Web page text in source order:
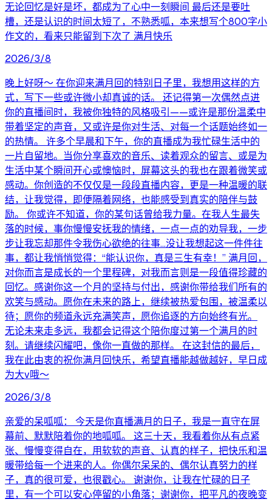
无论回忆是好是坏，都成为了心中一刻瞬间 最后还是要吐
槽，还是认识的时间太短了，不熟悉呱，本来想写个800字小
作文的，看来只能留到下次了 满月快乐
2026/3/8
晚上好呀～ 在你迎来满月回的特别日子里，我想用这样的方
式，写下一些或许微小却真诚的话。 还记得第一次偶然点进
你的直播间时，我被你独特的风格吸引——或许是那份温柔中
带着坚定的声音，又或许是你对生活、对每一个话题始终如一
的热情。 许多个早晨和下午，你的直播成为我忙碌生活中的
一片自留地。当你分享喜欢的音乐、读着观众的留言、或是为
生活中某个瞬间开心或懊恼时，屏幕这头的我也在跟着微笑或
感动。你创造的不仅仅是一段段直播内容，更是一种温暖的联
结，让我觉得，即便隔着网络，也能感受到真实的陪伴与鼓
励。 你或许不知道，你的某句话曾给我力量。在我人生最失
落的时候，事你慢慢安抚我的情绪，一点一点的劝导我，一步
步让我忘却那件令我伤心欲绝的往事...没让我想起这一件件往
事，都让我悄悄觉得：“能认识你，真是三生有幸！” 满月回，
对你而言是成长的一个里程碑，对我而言则是一段值得珍藏的
回忆。感谢你这一个月的坚持与付出，感谢你带给我们所有的
欢笑与感动。愿你在未来的路上，继续被热爱包围，被温柔以
待；愿你的频道永远充满笑声，愿你追逐的方向始终有光。
无论未来走多远，我都会记得这个陪你度过第一个满月的时
刻。请继续闪耀吧，像你一直做的那样。 在这封信的最后，
我在此由衷的祝你满月回快乐，希望直播能越做越好，早日成
为大v哦～
2026/3/8
亲爱的呆呱呱： 今天是你直播满月的日子，我是一直守在屏
幕前、默默陪着你的地呱呱。 这三十天，我看着你从有点紧
张、慢慢变得自在，用软软的声音、认真的样子，把快乐和温
暖带给每一个进来的人。你偶尔呆呆的、偶尔认真努力的样
子，真的很可爱，也很戳心。 谢谢你，让我在忙碌的日子
里，有一个可以安心停留的小角落；谢谢你，把平凡的夜晚变